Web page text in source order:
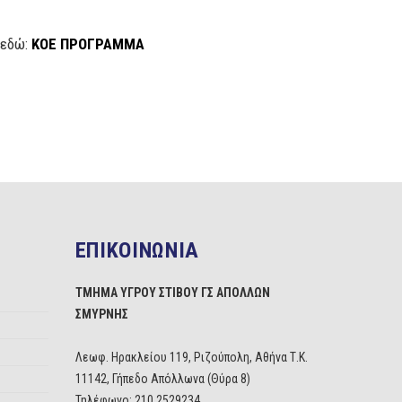
ΚΟΕ ΠΡΟΓΡΑΜΜΑ
ΕΠΙΚΟΙΝΩΝΙΑ
ΤΜΗΜΑ ΥΓΡΟΥ ΣΤΙΒΟΥ ΓΣ ΑΠΟΛΛΩΝ
ΣΜΥΡΝΗΣ
Λεωφ. Ηρακλείου 119, Ριζούπολη, Αθήνα Τ.Κ.
11142, Γήπεδο Απόλλωνα (Θύρα 8)